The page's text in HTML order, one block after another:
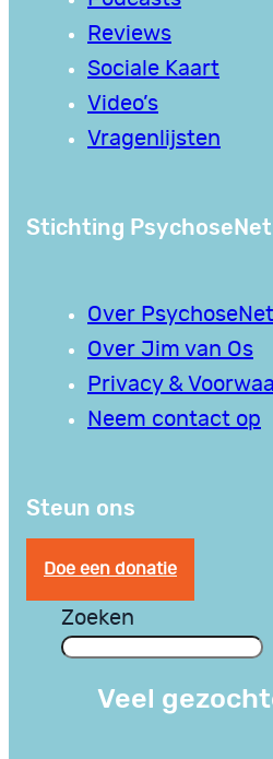
Reviews
Sociale Kaart
Video’s
Vragenlijsten
Stichting PsychoseNet
Over PsychoseNet
Over Jim van Os
Privacy &
Neem contact op
Steun ons
Doe een donatie
Zoeken
Veel